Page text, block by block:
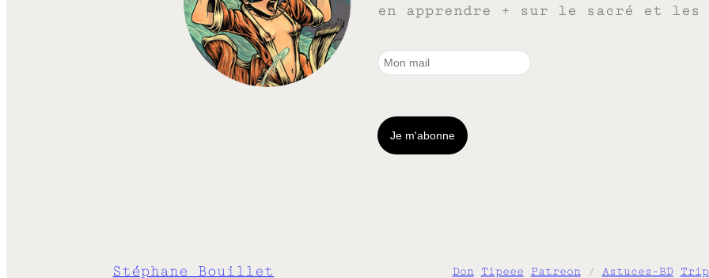
en apprendre + sur le sacré et les
Stéphane Bouillet Don Tipeee Patreon/ Astuces-BD Trip